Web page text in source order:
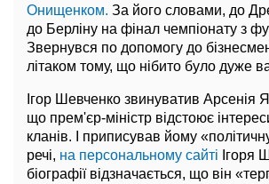
Онищенком. За його словами, до
до Берліну на фінал чемпіонату з
Звернувся по допомогу до
літаком тому, що нібито було дуже
Ігор Шевченко звинуватив Арсенія
що прем'єр-міністр відстоює
кланів. І приписував йому
речі, на персональному сайті Ігоря
біографії відзначається, що він